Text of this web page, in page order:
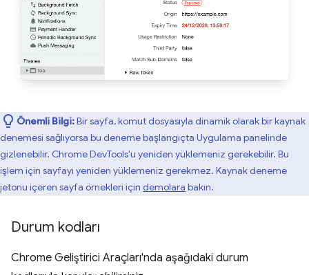
Önemli Bilgi:Bir sayfa, komut dosyasıyla dinamik olarak bir kaynak
denemesi sağlıyorsa bu deneme başlangıçta Uygulama panelinde
gizlenebilir. Chrome DevTools'u yeniden yüklemeniz gerekebilir. Bu
işlem için sayfayı yeniden yüklemeniz gerekmez. Kaynak deneme
jetonu içeren sayfa örnekleri için demolara bakın.
Durum kodları
Chrome Geliştirici Araçları'nda aşağıdaki durum